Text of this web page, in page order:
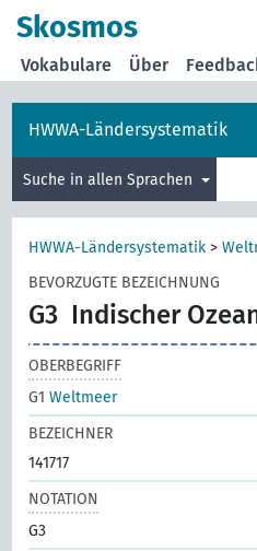
Skosmos
Vokabulare Über
HWWA-Ländersystematik
Suche in allen Sprachen
HWWA-Ländersystematik >
BEVORZUGTE BEZEICHNUNG
G3 Indischer
OBERBEGRIFF
G1Weltmeer
BEZEICHNER
141717
NOTATION
G3